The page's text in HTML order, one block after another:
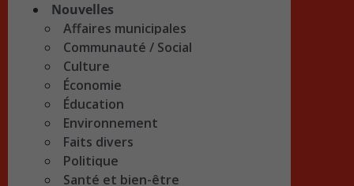
Nouvelles
Affaires municipales
Communauté / Social
Culture
Économie
Éducation
Environnement
Faits divers
Politique
Santé et bien-être